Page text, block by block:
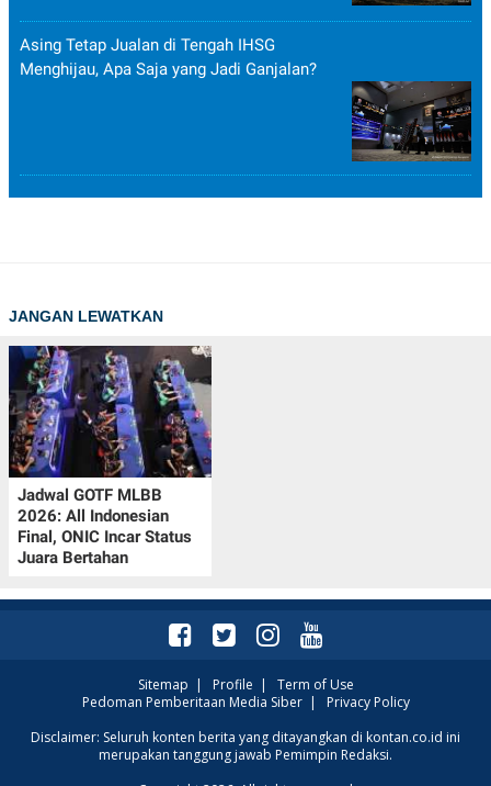
Asing Tetap Jualan di Tengah IHSG
Menghijau, Apa Saja yang Jadi Ganjalan?
JANGAN LEWATKAN
Jadwal GOTF MLBB
2026: All Indonesian
Final, ONIC Incar Status
Juara Bertahan
Sitemap | Profile | Term of Use
Pedoman Pemberitaan Media Siber| Privacy Policy
Disclaimer: Seluruh konten berita yang ditayangkan di kontan.co.id ini
merupakan tanggung jawab Pemimpin Redaksi.